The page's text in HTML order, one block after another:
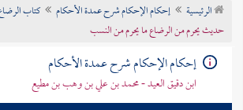
تراجم الأعلام
الرئيسية إحكام الإحكام شرح عمدة الأحكام
كتاب
حديث يحرم من الرضاع ما يحرم من النسب
إحكام الإحكام شرح عمدة الأحكام
ابن دقيق العيد - محمد بن علي بن وهب بن مطيع